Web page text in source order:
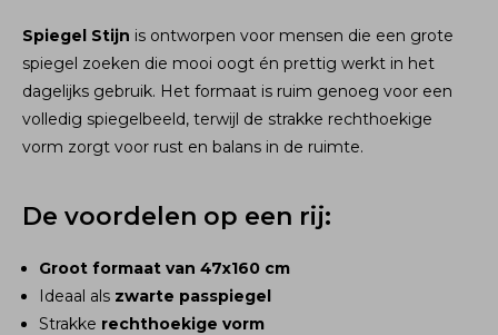
Spiegel Stijn is ontworpen voor mensen die een grote
spiegel zoeken die mooi oogt én prettig werkt in het
dagelijks gebruik. Het formaat is ruim genoeg voor een
volledig spiegelbeeld, terwijl de strakke rechthoekige
vorm zorgt voor rust en balans in de ruimte.
De voordelen op een rij:
Groot formaat van 47x160 cm
Ideaal als zwarte passpiegel
Strakke rechthoekige vorm